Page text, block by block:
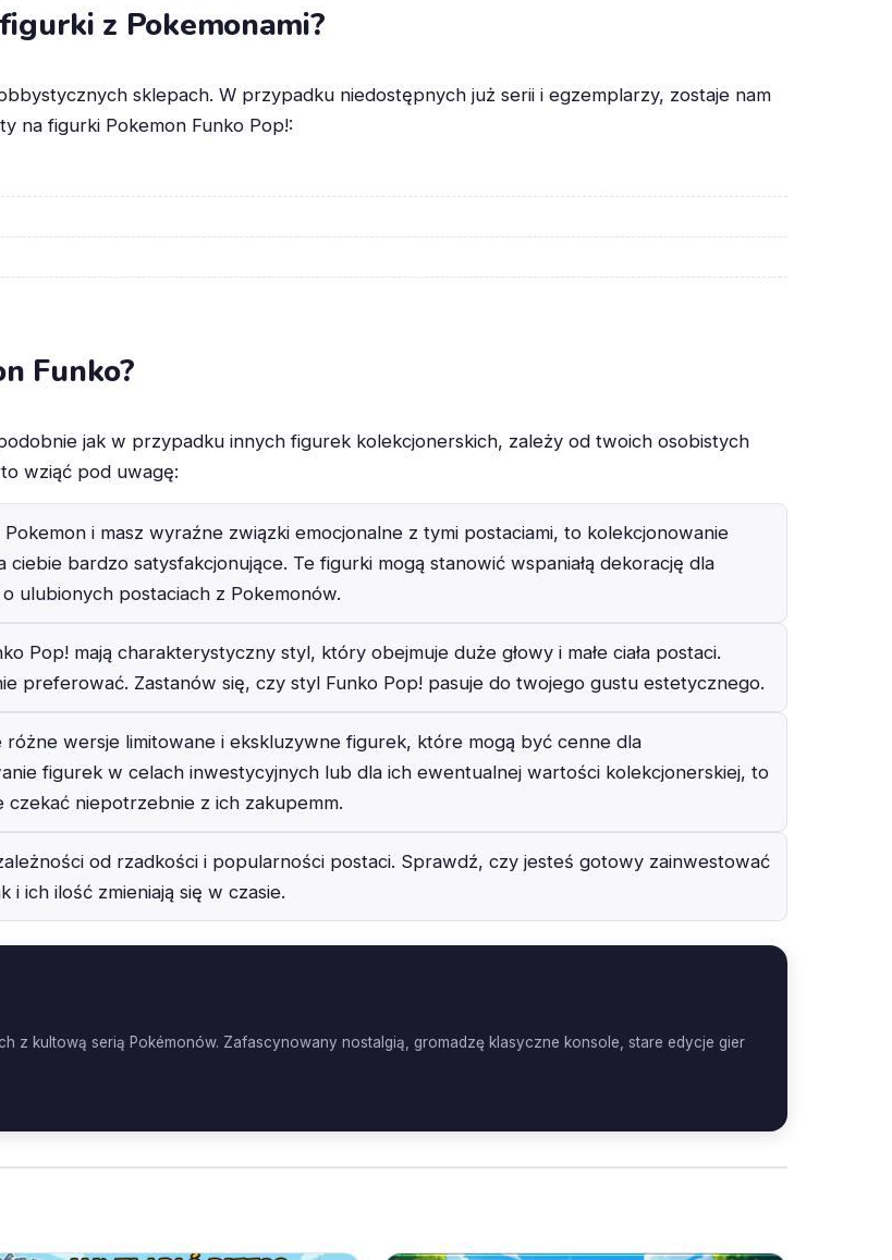
z Pokemonami?
sklepach. W przypadku niedostępnych już serii i egzemplarzy, zostaje nam
na figurki Pokemon Funko Pop!:
Funko?
jak w przypadku innych figurek kolekcjonerskich, zależy od twoich osobistych
wziąć pod uwagę:
i masz wyraźne związki emocjonalne z tymi postaciami, to kolekcjonowanie
bardzo satysfakcjonujące. Te figurki mogą stanowić wspaniałą dekorację dla
ulubionych postaciach z Pokemonów.
Pop! mają charakterystyczny styl, który obejmuje duże głowy i małe ciała postaci.
preferować. Zastanów się, czy styl Funko Pop! pasuje do twojego gustu estetycznego.
różne wersje limitowane i ekskluzywne figurek, które mogą być cenne dla
figurek w celach inwestycyjnych lub dla ich ewentualnej wartości kolekcjonerskiej, to
niepotrzebnie z ich zakupemm.
od rzadkości i popularności postaci. Sprawdź, czy jesteś gotowy zainwestować
ich ilość zmieniają się w czasie.
z kultową serią Pokémonów. Zafascynowany nostalgią, gromadzę klasyczne konsole, stare edycje gier